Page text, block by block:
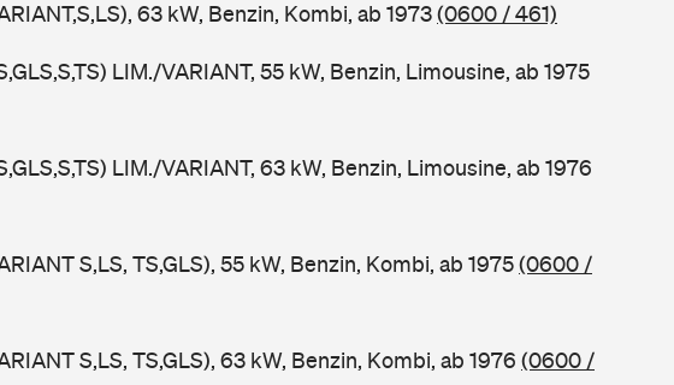
63 kW, Benzin, Kombi, ab 1973(0600 / 461)
LIM./VARIANT, 55 kW, Benzin, Limousine, ab 1975
LIM./VARIANT, 63 kW, Benzin, Limousine, ab 1976
S,LS, TS,GLS), 55 kW, Benzin, Kombi, ab 1975(0600 /
S,LS, TS,GLS), 63 kW, Benzin, Kombi, ab 1976 (0600 /